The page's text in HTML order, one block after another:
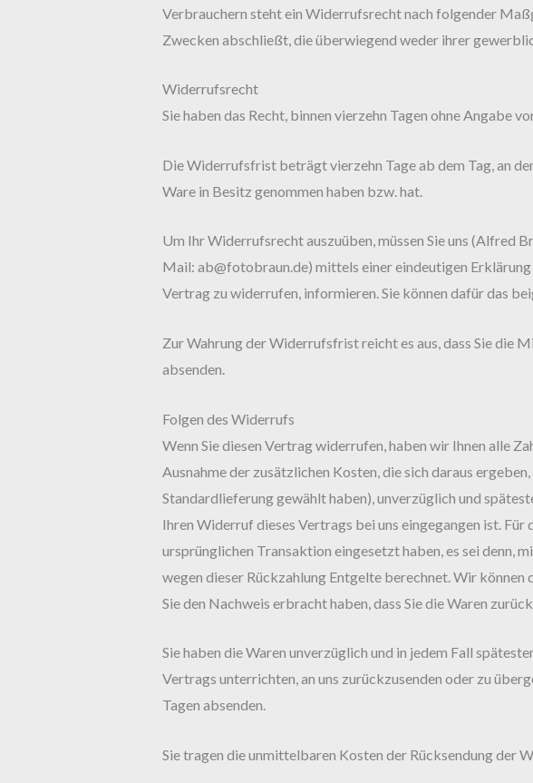
Verbrauchern steht ein Widerrufsrecht nach folgender
Zwecken abschließt, die überwiegend weder ihrer
Widerrufsrecht
Sie haben das Recht, binnen vierzehn Tagen ohne Angabe
Die Widerrufsfrist beträgt vierzehn Tage ab dem Tag, an
Ware in Besitz genommen haben bzw. hat.
Um Ihr Widerrufsrecht auszuüben, müssen Sie uns (Alfred
Mail: ab@fotobraun.de) mittels einer eindeutigen
Vertrag zu widerrufen, informieren. Sie können dafür das
Zur Wahrung der Widerrufsfrist reicht es aus, dass Sie
absenden.
Folgen des Widerrufs
Wenn Sie diesen Vertrag widerrufen, haben wir Ihnen alle
Ausnahme der zusätzlichen Kosten, die sich daraus
Standardlieferung gewählt haben), unverzüglich und
Ihren Widerruf dieses Vertrags bei uns eingegangen ist.
ursprünglichen Transaktion eingesetzt haben, es sei denn,
wegen dieser Rückzahlung Entgelte berechnet. Wir
Sie den Nachweis erbracht haben, dass Sie die Waren
Sie haben die Waren unverzüglich und in jedem Fall
Vertrags unterrichten, an uns zurückzusenden oder zu
Tagen absenden.
Sie tragen die unmittelbaren Kosten der Rücksendung der